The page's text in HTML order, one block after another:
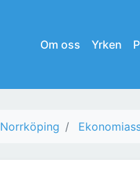
Om oss Yrken
Norrköping